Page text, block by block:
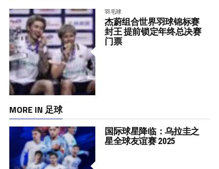
羽毛球
杰蔚组合世界羽球锦标赛
封王 提前锁定年终总决赛
门票
MORE IN 足球
国际球星降临：乌拉圭之
星全球友谊赛 2025